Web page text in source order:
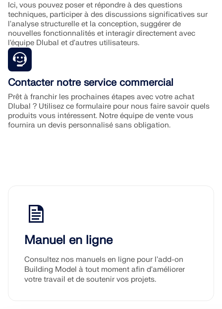
conduire à une instabilité numérique. Pour une
modélisation précise en bois massif, il est préférable
d'omettre le diaphragme et de modéliser le système
de plancher entièrement en 3D.
En savoir plus :
FAQ | Meilleures pratiques pour les déverrouillages
de lignes en bois massif, les articulations linéiques et
les diaphragmes dans RFEM 6
Ici, vous pouvez poser et répondre à des questions
techniques, participer à des discussions significatives sur
l'analyse structurelle et la conception, suggérer de
nouvelles fonctionnalités et interagir directement avec
l'équipe Dlubal et d'autres utilisateurs.
Contacter notre service commercial
Prêt à franchir les prochaines étapes avec votre achat
Dlubal ? Utilisez ce formulaire pour nous faire savoir quels
produits vous intéressent. Notre équipe de vente vous
fournira un devis personnalisé sans obligation.
Manuel en ligne
Consultez nos manuels en ligne pour l'add-on
Building Model à tout moment afin d'améliorer
votre travail et de soutenir vos projets.